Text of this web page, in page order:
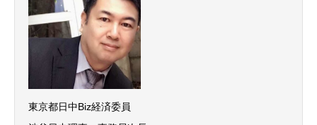
東京都日中Biz経済委員